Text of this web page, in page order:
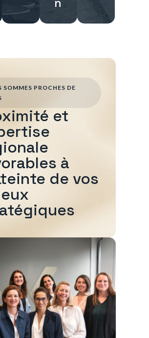
SOMMES PROCHES DE
et
à
de vos